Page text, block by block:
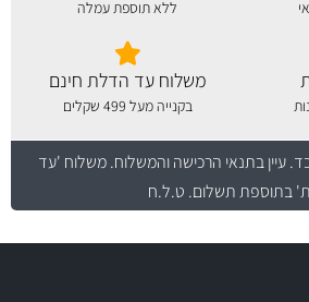
ללא תוספת עמלה
משלוח עד הדלת חינם
בקנייה מעל 499 שקלים
עיין בתנאי הרכישה והמשלוח. משלוח 'עד
בתוספת תשלום. ט.ל.ח